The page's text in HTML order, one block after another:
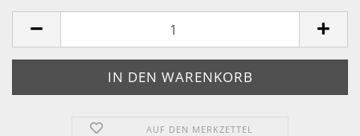
AUF DEN MERKZETTEL